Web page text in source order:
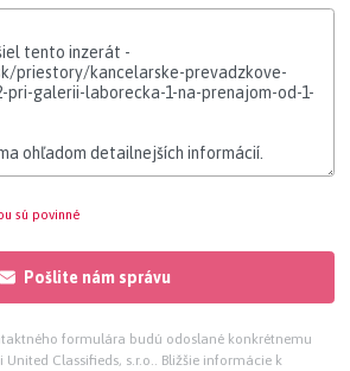
sú povinné
Pošlite nám správu
formulára budú odoslané konkrétnemu
Classifieds, s.r.o.. Bližšie informácie k